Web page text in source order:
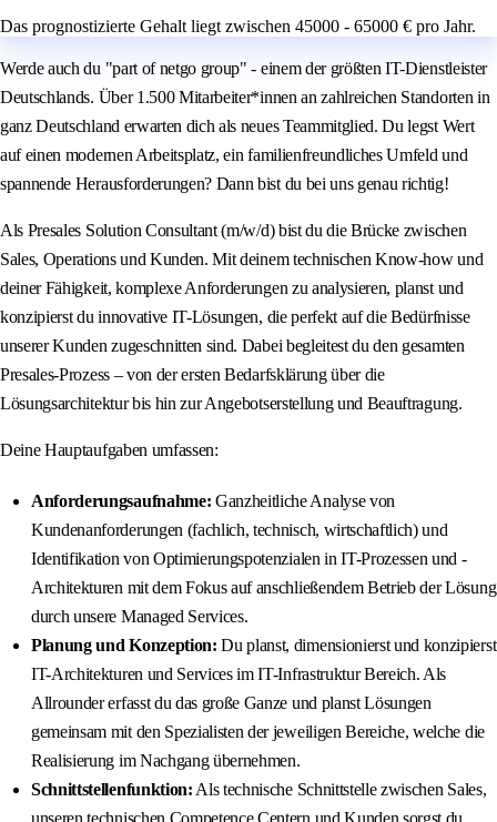
Das prognostizierte Gehalt liegt zwischen 45000 - 65000 € pro Jahr.
Werde auch du "part of netgo group" - einem der größten IT-Dienstleister
Deutschlands. Über 1.500 Mitarbeiter*innen an zahlreichen Standorten in
ganz Deutschland erwarten dich als neues Teammitglied. Du legst Wert
auf einen modernen Arbeitsplatz, ein familienfreundliches Umfeld und
spannende Herausforderungen? Dann bist du bei uns genau richtig!
Als Presales Solution Consultant (m/w/d) bist du die Brücke zwischen
Sales, Operations und Kunden. Mit deinem technischen Know-how und
deiner Fähigkeit, komplexe Anforderungen zu analysieren, planst und
konzipierst du innovative IT-Lösungen, die perfekt auf die Bedürfnisse
unserer Kunden zugeschnitten sind. Dabei begleitest du den gesamten
Presales-Prozess – von der ersten Bedarfsklärung über die
Lösungsarchitektur bis hin zur Angebotserstellung und Beauftragung.
Deine Hauptaufgaben umfassen:
Anforderungsaufnahme: Ganzheitliche Analyse von
Kundenanforderungen (fachlich, technisch, wirtschaftlich) und
Identifikation von Optimierungspotenzialen in IT-Prozessen und -
Architekturen mit dem Fokus auf anschließendem Betrieb der Lösung
durch unsere Managed Services.
Planung und Konzeption: Du planst, dimensionierst und konzipierst
IT-Architekturen und Services im IT-Infrastruktur Bereich. Als
Allrounder erfasst du das große Ganze und planst Lösungen
gemeinsam mit den Spezialisten der jeweiligen Bereiche, welche die
Realisierung im Nachgang übernehmen.
Schnittstellenfunktion: Als technische Schnittstelle zwischen Sales,